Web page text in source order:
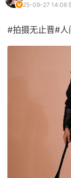
25-09-27 14:06
#拍摄无止晋#人